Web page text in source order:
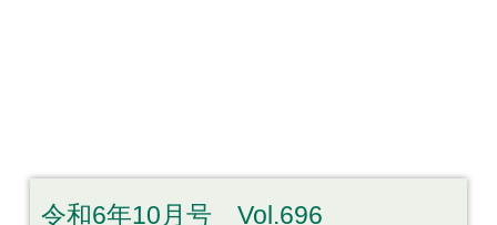
令和6年10月号 Vol.696